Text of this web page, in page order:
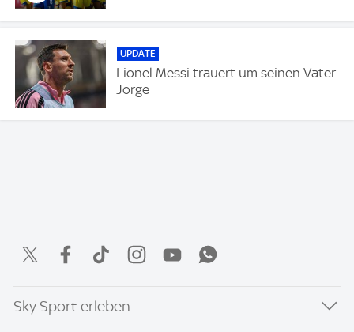
UPDATE
Lionel Messi trauert um seinen Vater
Jorge
Sky Sport erleben